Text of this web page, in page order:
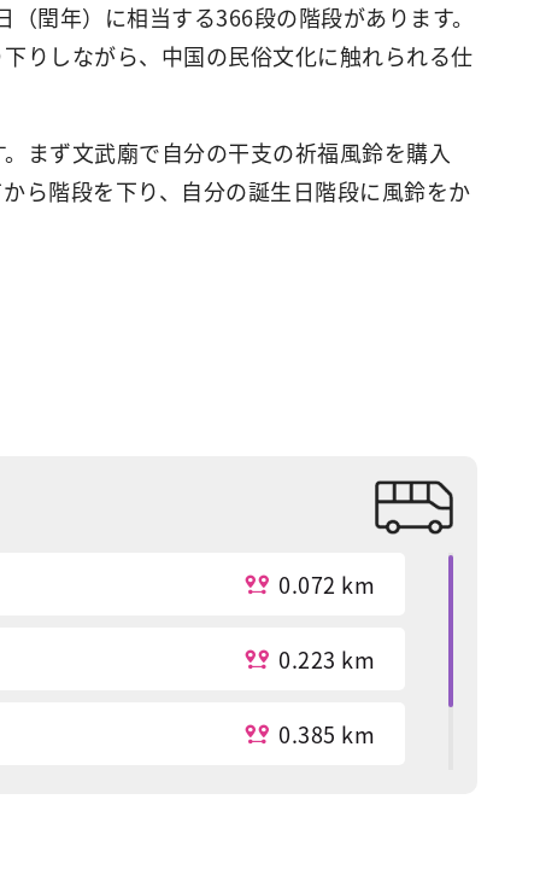
閏年）に相当する366段の階段があります。
りしながら、中国の民俗文化に触れられる仕
まず文武廟で自分の干支の祈福風鈴を購入
ら階段を下り、自分の誕生日階段に風鈴をか
0.072 km
0.223 km
0.385 km